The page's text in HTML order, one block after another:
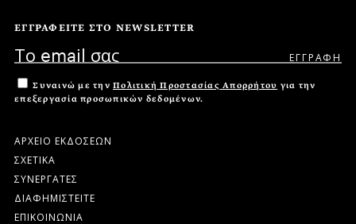
ΕΓΓΡΑΦΕΙΤΕ ΣΤΟ NEWSLETTER
Συναινώ με την Πολιτική Προστασίας Απορρήτου για την
επεξεργασία προσωπικών δεδομένων.
ΑΡΧΕΙΟ ΕΚΔΟΣΕΩΝ
ΣΧΕΤΙΚΑ
ΣΥΝΕΡΓΑΤΕΣ
ΔΙΑΦΗΜΙΣΤΕΙΤΕ
ΕΠΙΚΟΙΝΩΝΙΑ